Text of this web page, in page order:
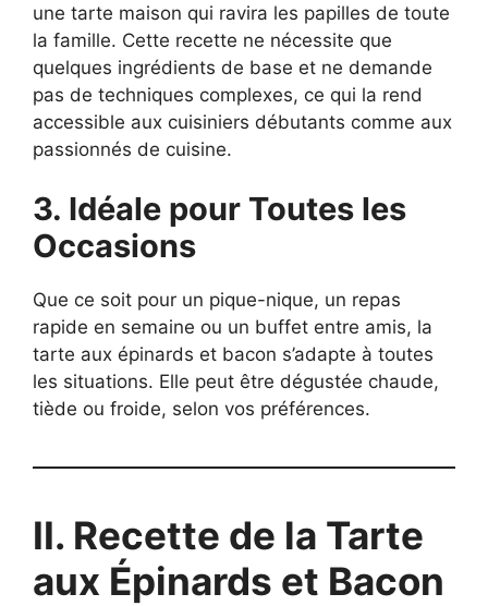
une tarte maison qui ravira les papilles de toute
la famille. Cette recette ne nécessite que
quelques ingrédients de base et ne demande
pas de techniques complexes, ce qui la rend
accessible aux cuisiniers débutants comme aux
passionnés de cuisine.
3. Idéale pour Toutes les
Occasions
Que ce soit pour un pique-nique, un repas
rapide en semaine ou un buffet entre amis, la
tarte aux épinards et bacon s’adapte à toutes
les situations. Elle peut être dégustée chaude,
tiède ou froide, selon vos préférences.
II. Recette de la Tarte
aux Épinards et Bacon